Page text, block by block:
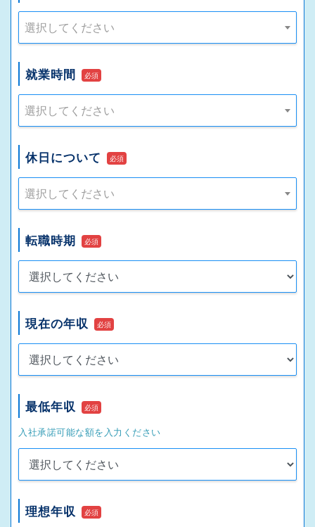
選択してください
就業時間 必須
選択してください
休日について 必須
選択してください
転職時期 必須
現在の年収 必須
最低年収 必須
入社承諾可能な額を入力ください
理想年収 必須